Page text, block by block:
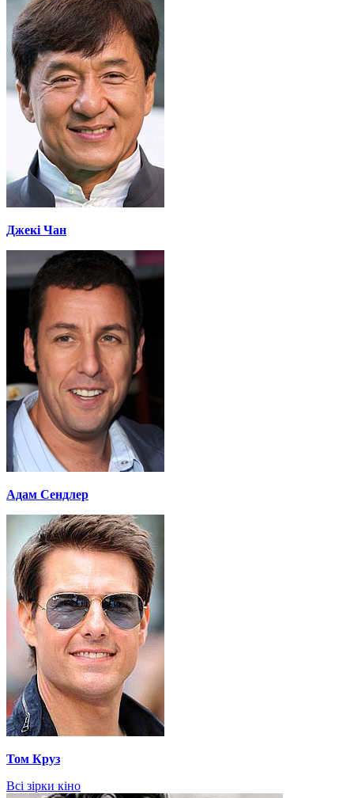
Джекі Чан
Адам Сендлер
Том Круз
Всі зірки кіно